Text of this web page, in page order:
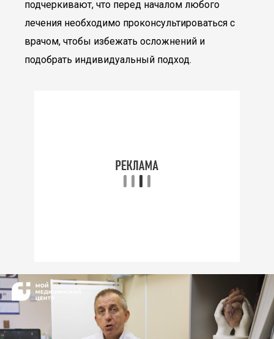
подчеркивают, что перед началом любого
лечения необходимо проконсультироваться с
врачом, чтобы избежать осложнений и
подобрать индивидуальный подход.